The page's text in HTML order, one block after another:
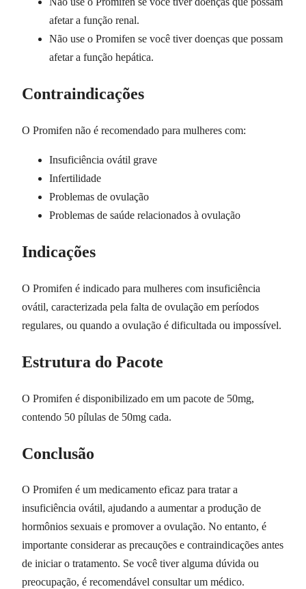
afetar a função renal.
Não use o Promifen se você tiver doenças que possam
afetar a função hepática.
Contraindicações
O Promifen não é recomendado para mulheres com:
Insuficiência ovátil grave
Infertilidade
Problemas de ovulação
Problemas de saúde relacionados à ovulação
Indicações
O Promifen é indicado para mulheres com insuficiência
ovátil, caracterizada pela falta de ovulação em períodos
regulares, ou quando a ovulação é dificultada ou impossível.
Estrutura do Pacote
O Promifen é disponibilizado em um pacote de 50mg,
contendo 50 pílulas de 50mg cada.
Conclusão
O Promifen é um medicamento eficaz para tratar a
insuficiência ovátil, ajudando a aumentar a produção de
hormônios sexuais e promover a ovulação. No entanto, é
importante considerar as precauções e contraindicações antes
de iniciar o tratamento. Se você tiver alguma dúvida ou
preocupação, é recomendável consultar um médico.